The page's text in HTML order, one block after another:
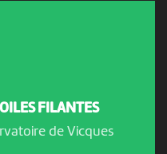
FILANTES
de Vicques